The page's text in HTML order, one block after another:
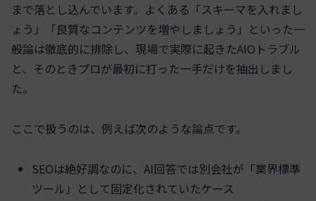
まで落とし込んでいます。よくある「スキーマを入れまし
ょう」「良質なコンテンツを増やしましょう」といった一
般論は徹底的に排除し、現場で実際に起きたAIOトラブル
と、そのときプロが最初に打った一手だけを抽出しまし
た。
ここで扱うのは、例えば次のような論点です。
SEOは絶好調なのに、AI回答では別会社が「業界標準
ツール」として固定化されていたケース